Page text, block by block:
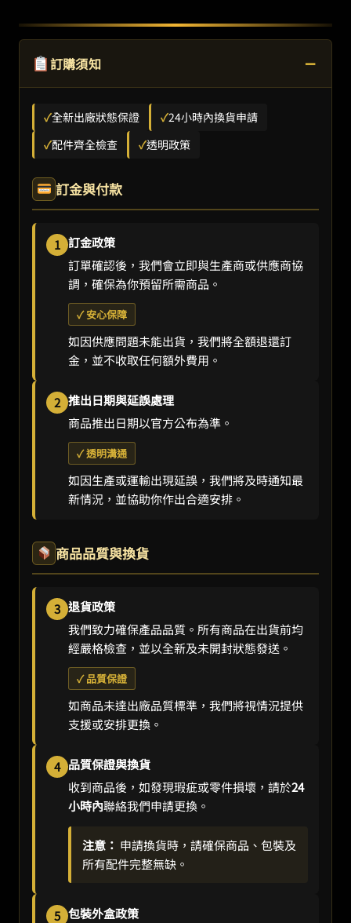
訂購須知 −
✓全新出廠狀態保證 ✓24小時內換貨申請
✓配件齊全檢查 ✓透明政策
訂金與付款
1 訂金政策
訂單確認後，我們會立即與生產商或供應商協
調，確保為你預留所需商品。
✓ 安心保障
如因供應問題未能出貨，我們將全額退還訂
金，並不收取任何額外費用。
2 推出日期與延誤處理
商品推出日期以官方公布為準。
✓ 透明溝通
如因生產或運輸出現延誤，我們將及時通知最
新情況，並協助你作出合適安排。
商品品質與換貨
3 退貨政策
我們致力確保產品品質。所有商品在出貨前均
經嚴格檢查，並以全新及未開封狀態發送。
✓ 品質保證
如商品未達出廠品質標準，我們將視情況提供
支援或安排更換。
4 品質保證與換貨
收到商品後，如發現瑕疵或零件損壞，請於24
小時內聯絡我們申請更換。
注意： 申請換貨時，請確保商品、包裝及
所有配件完整無缺。
5 包裝外盒政策